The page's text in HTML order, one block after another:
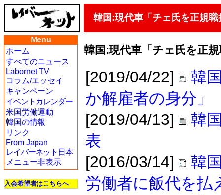
韓国:現代車「チェ氏を正規職
Menu
ホーム
すべてのニュース
Labornet TV
コラム/エッセイ
キャンペーン
イベントカレンダー
米国労働運動
韓国の情報
リンク
From Japan
レイバーネット日本
メニュー非表示
入会希望者はこちらへ
韓国:現代車「チェ氏を正
[2019/04/22]
韓
か解雇者の身分」
[2019/04/13]
韓
表
[2016/03/14]
韓
労働者に飯代を払